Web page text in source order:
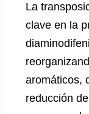
La
clave en la
aromáticos,
reducción